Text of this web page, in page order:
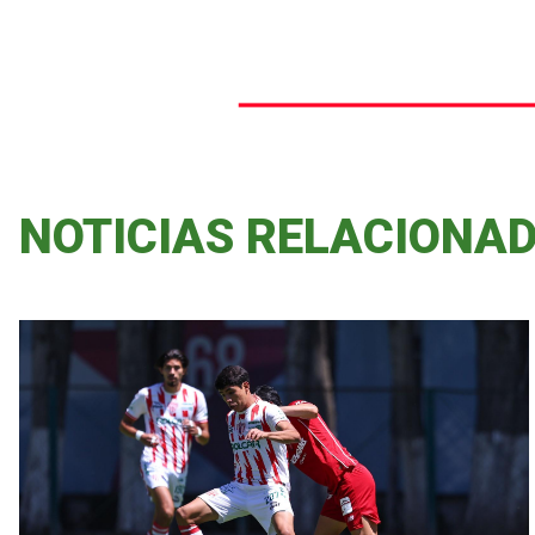
NOTICIAS